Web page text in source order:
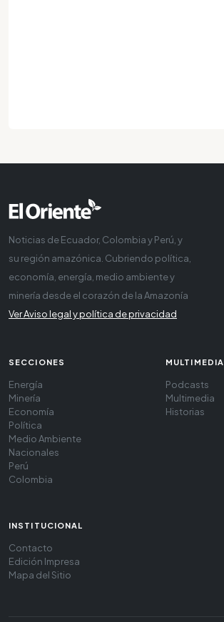
Noticias de Ecuador, Colombia y Perú, y
su región amazónica. Cubriendo política,
economía, energía, medio ambiente y
minería desde el corazón de la Amazonía
Ver Aviso legal y política de privacidad
SECCIONES
Energía
Minería
Economía
Política
Medio Ambiente
Nacionales
Perú
Colombia
MULTIMEDIA
Podcasts
Multimedia
Historias
INSTITUCIONAL
Contacto
Edición Impresa
Mapa del Sitio